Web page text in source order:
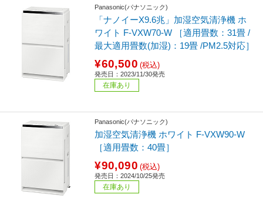
Panasonic(パナソニック)
「ナノイーX9.6兆」加湿空気清浄機 ホ
ワイト F-VXW70-W ［適用畳数：31畳 /
最大適用畳数(加湿)：19畳 /PM2.5対応］
¥60,500 (税込)
発売日：2023/11/30発売
在庫あり
Panasonic(パナソニック)
加湿空気清浄機 ホワイト F-VXW90-W
［適用畳数：40畳］
¥90,090 (税込)
発売日：2024/10/25発売
在庫あり